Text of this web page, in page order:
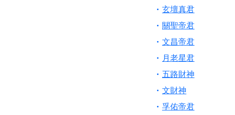
玄壇真君
關聖帝君
文昌帝君
月老星君
五路財神
文財神
孚佑帝君